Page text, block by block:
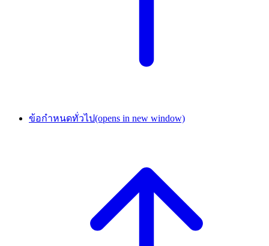
ข้อกำหนดทั่วไป(opens in new window)